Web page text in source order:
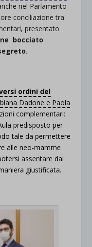
nel Parlamento
conciliazione tra
presentato
bocciato
ordini del
Dadone e Paola
complementari:
predisposto per
tale da permettere
alle neo-mamme
assentare dai
giustificata.